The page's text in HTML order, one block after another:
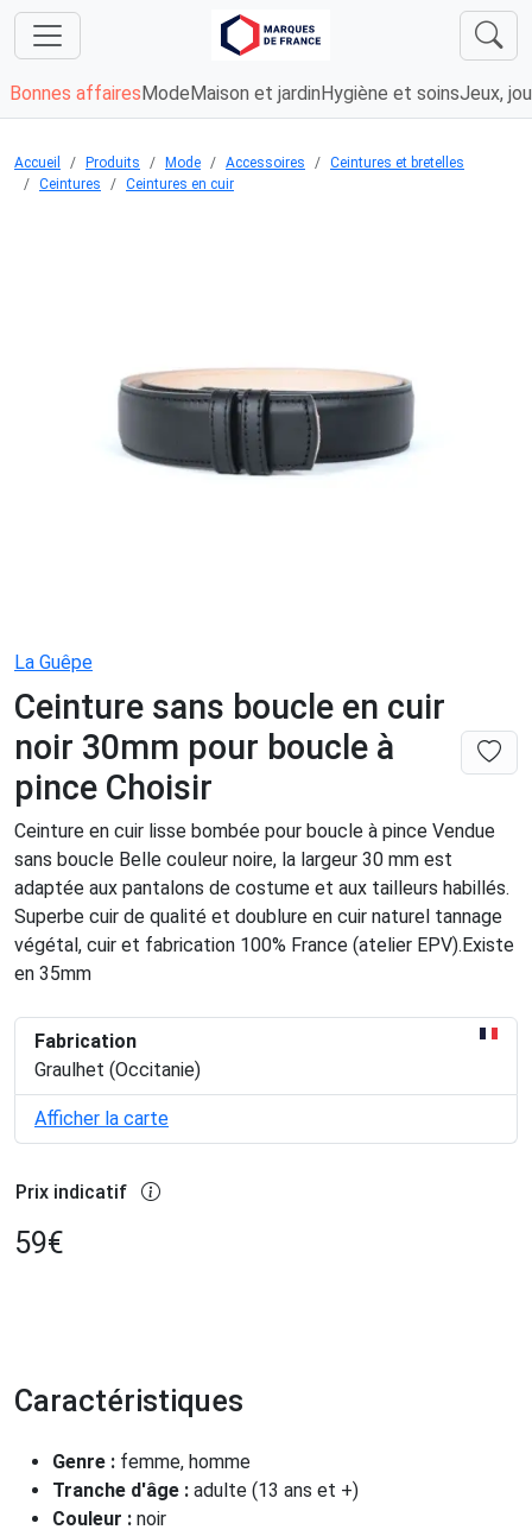
Bonnes affaires Mode Maison et jardin Hygiène et soinsJeux,
Accueil Produits Mode Accessoires
Ceintures et bretelles
Ceintures
Ceintures en cuir
La Guêpe
Ceinture sans boucle en cuir
noir 30mm pour boucle à
pince Choisir
Ceinture en cuir lisse bombée pour boucle à pince Vendue
sans boucle Belle couleur noire, la largeur 30 mm est
adaptée aux pantalons de costume et aux tailleurs habillés.
Superbe cuir de qualité et doublure en cuir naturel tannage
végétal, cuir et fabrication 100% France (atelier EPV).Existe
en 35mm
Fabrication
Graulhet (Occitanie)
Afficher la carte
Prix indicatif
59€
Caractéristiques
Genre : femme, homme
Tranche d'âge : adulte (13 ans et +)
Couleur : noir